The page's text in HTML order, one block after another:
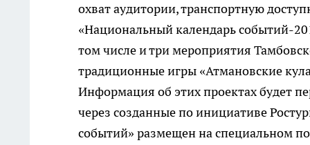
охват аудитории, транспортную
«Национальный календарь событий-
том числе и три мероприятия
традиционные игры «Атмановские
Информация об этих проектах будет
через созданные по инициативе
событий» размещен на специальном